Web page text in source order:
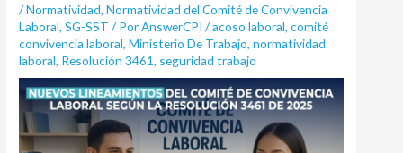
/Normatividad,Normatividad del Comité de Convivencia
Laboral,SG-SST / PorAnswerCPI/acoso laboral,comité
convivencia laboral,Ministerio De Trabajo,normatividad
laboral, Resolución 3461, seguridad trabajo